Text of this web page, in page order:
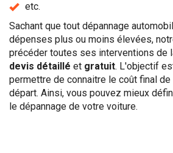
etc.
Sachant que tout dépannage
dépenses plus ou moins élevées,
précéder toutes ses interventions de
devis détaillé et gratuit. L'objectif
permettre de connaitre le coût final
départ. Ainsi, vous pouvez mieux
le dépannage de votre voiture.